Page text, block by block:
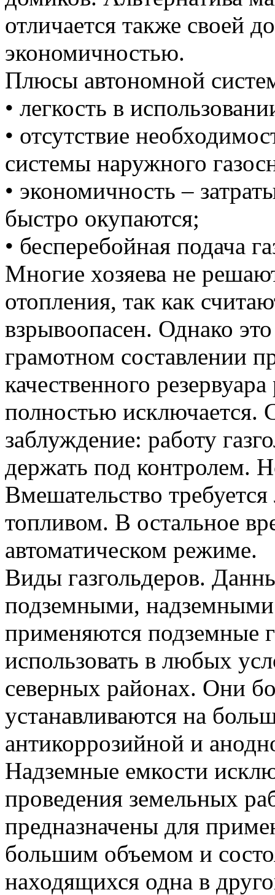
отличается также своей
экономичностью.
Плюсы автономной
• легкость в
• отсутствие
системы наружного
• экономичность –
быстро окупаются;
• бесперебойная подача
Многие хозяева не
отопления, так как
взрывоопасен. Однако
грамотном составлении
качественного
полностью исключается.
заблуждение: работу
держать под контролем.
Вмешательство
топливом. В остальное
автоматическом режиме.
Виды газгольдеров.
подземными,
применяются подземные
использовать в любых
северных районах. Они
устанавливаются на
антикоррозийной и
Надземные емкости
проведения земельных
предназначены для
большим объемом и
находящихся одна в